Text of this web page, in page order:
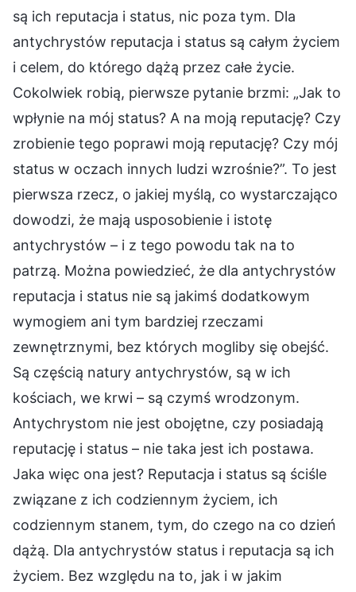
są ich reputacja i status, nic poza tym. Dla
antychrystów reputacja i status są całym życiem
i celem, do którego dążą przez całe życie.
Cokolwiek robią, pierwsze pytanie brzmi: „Jak to
wpłynie na mój status? A na moją reputację? Czy
zrobienie tego poprawi moją reputację? Czy mój
status w oczach innych ludzi wzrośnie?”. To jest
pierwsza rzecz, o jakiej myślą, co wystarczająco
dowodzi, że mają usposobienie i istotę
antychrystów – i z tego powodu tak na to
patrzą. Można powiedzieć, że dla antychrystów
reputacja i status nie są jakimś dodatkowym
wymogiem ani tym bardziej rzeczami
zewnętrznymi, bez których mogliby się obejść.
Są częścią natury antychrystów, są w ich
kościach, we krwi – są czymś wrodzonym.
Antychrystom nie jest obojętne, czy posiadają
reputację i status – nie taka jest ich postawa.
Jaka więc ona jest? Reputacja i status są ściśle
związane z ich codziennym życiem, ich
codziennym stanem, tym, do czego na co dzień
dążą. Dla antychrystów status i reputacja są ich
życiem. Bez względu na to, jak i w jakim